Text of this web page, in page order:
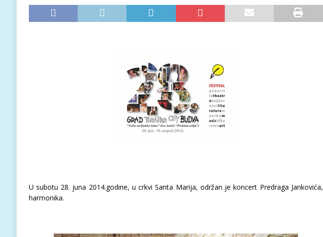
U subotu 28. juna 2014.godine, u crkvi Santa Marija, održan je koncert Predraga Jankovića,
harmonika.